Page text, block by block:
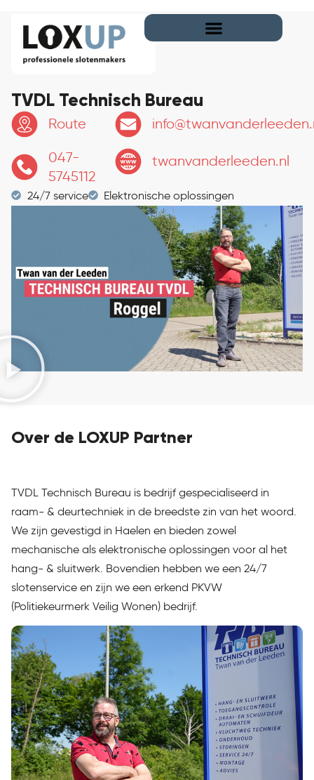
TVDL Technisch Bureau
Route
047-
5745112
twanvanderleeden.nl
24/7 service Elektronische oplossingen
Over de LOXUP Partner
TVDL Technisch Bureau is bedrijf gespecialiseerd in
raam- & deurtechniek in de breedste zin van het woord.
We zijn gevestigd in Haelen en bieden zowel
mechanische als elektronische oplossingen voor al het
hang- & sluitwerk. Bovendien hebben we een 24/7
slotenservice en zijn we een erkend PKVW
(Politiekeurmerk Veilig Wonen) bedrijf.